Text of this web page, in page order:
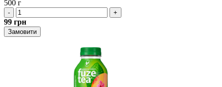
500 г
- +
99 грн
Замовити